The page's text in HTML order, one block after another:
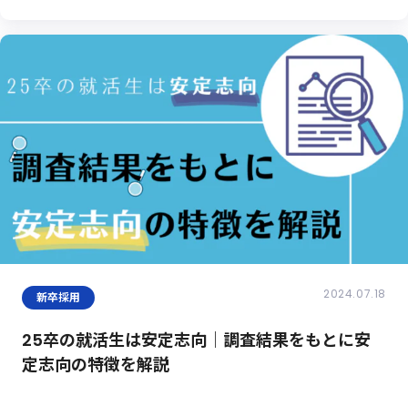
新卒採用 2024.07.18
25卒の就活生は安定志向｜調査結果をもとに安
定志向の特徴を解説